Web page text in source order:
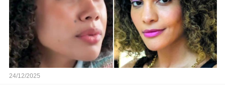
24/12/2025